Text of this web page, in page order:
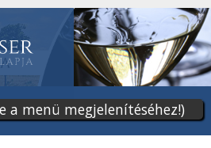
a menü megjelenítéséhez!)